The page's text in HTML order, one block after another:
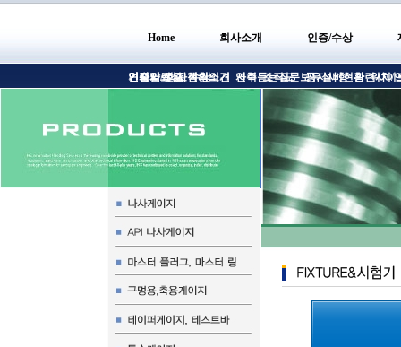
Home 회사소개
인사말 회사현황소개 연혁 조직도 보유설비현황 위치/
인증/수상
인증서/인증 수상
견적의뢰 고객의의견 자주듣는질문 공지사항 관련사이
기술자료실